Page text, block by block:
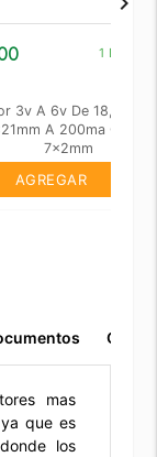
1
3v A 6v De
A 200ma Con
7x2mm
AGREGAR
mas
que es
los